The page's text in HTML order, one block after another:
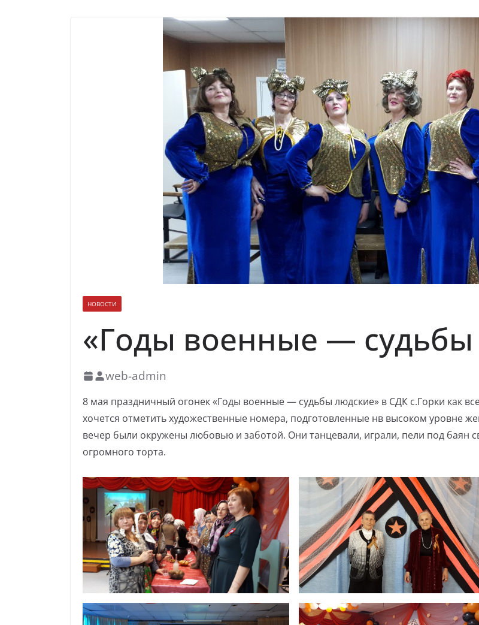
НОВОСТИ
«Годы военные —
web-admin
8 мая праздничный огонек «Годы военные — судьбы людские» в СДК с.Горки как
хочется отметить художественные номера, подготовленные нв высоком уровне
вечер были окружены любовью и заботой. Они танцевали, играли, пели под баян
огромного торта.